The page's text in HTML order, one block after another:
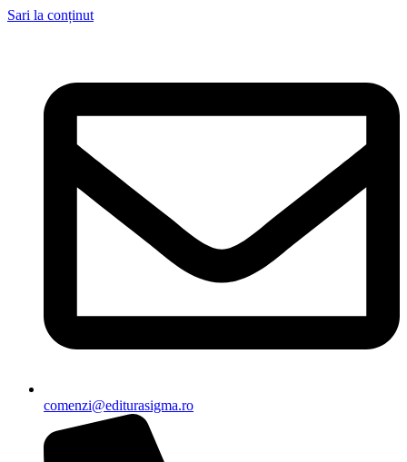
Sari la conținut
comenzi@editurasigma.ro